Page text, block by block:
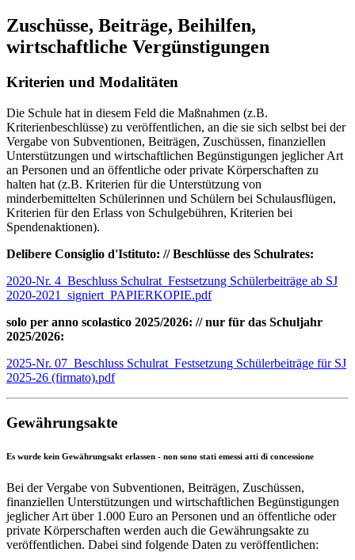
​​Zuschüsse, Beiträge, Beihilfen,
wirtschaftliche Vergünstigungen
Kriterien und Modalitäten
Die Schule hat in diesem Feld die Maßnahmen (z.B.
Kriterienbeschlüsse) zu veröffentlichen, an die sie sich selbst bei der
Vergabe von Subventionen, Beiträgen, Zuschüssen, finanziellen
Unterstützungen und wirtschaftlichen Begünstigungen jeglicher Art
an Personen und an öffentliche oder private Körperschaften zu
halten hat (z.B. Kriterien für die Unterstützung von
minderbemittelten Schülerinnen und Schülern bei Schulausflügen,
Kriterien für den Erlass von Schulgebühren, Kriterien bei
Spendenaktionen).
Delibere Consiglio d'Istituto: // Beschlüsse des Schulrates:
2020-Nr. 4_Beschluss Schulrat_Festsetzung Schülerbeiträge ab SJ
2020-2021_signiert_PAPIERKOPIE.pdf
solo per anno scolastico 2025/2026: // nur für das Schuljahr
2025/2026:
2025-Nr. 07_Beschluss Schulrat_Festsetzung Schülerbeiträge für SJ
2025-26 (firmato).pdf
Gewährungsakte
Es wurde kein Gewährungsakt erlassen - non sono stati emessi atti di concessione
Bei der Vergabe von Subventionen, Beiträgen, Zuschüssen,
finanziellen Unterstützungen und wirtschaftlichen Begünstigungen
jeglicher Art über 1.000 Euro an Personen und an öffentliche oder
private Körperschaften werden auch die Gewährungsakte zu
veröffentlichen. Dabei sind folgende Daten zu veröffentlichen: